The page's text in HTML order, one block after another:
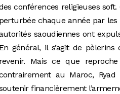
conférences religieuses
perturbée chaque année par les
saoudiennes ont
En général, il s’agit de
revenir. Mais ce que reproche
au Maroc,
financièrement